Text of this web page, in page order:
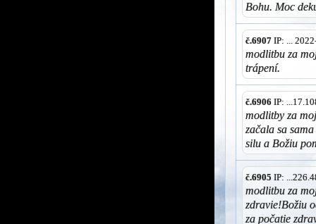
Bohu. Moc
č.6907 IP: ...
modlitbu za
trápení.
č.6906 IP:
modlitby za
začala sa
silu a Božiu
č.6905 IP:
modlitbu za
zdravie!Božiu
za počatie